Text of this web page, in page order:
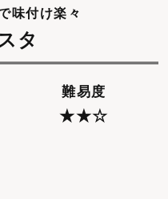
味付け楽々
タ
難易度
★★☆